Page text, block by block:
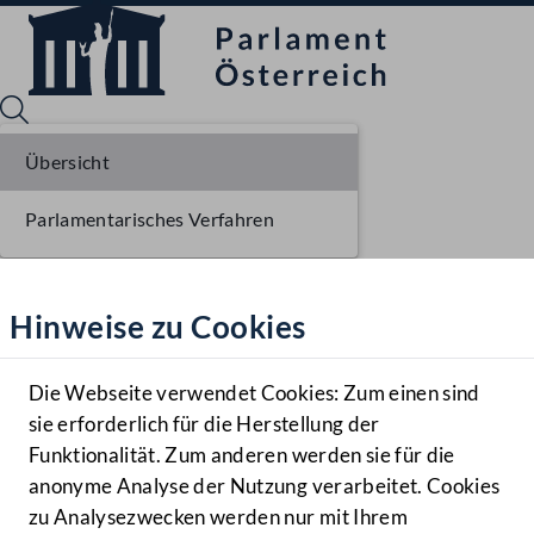
Hilfe
Benutzer
Navigationsmenü öffnen
MENÜ
Hinweise zu Cookies
Die Webseite verwendet Cookies: Zum einen sind
sie erforderlich für die Herstellung der
Funktionalität. Zum anderen werden sie für die
anonyme Analyse der Nutzung verarbeitet. Cookies
zu Analysezwecken werden nur mit Ihrem
Übersicht
Parlamentarisches Verfahren